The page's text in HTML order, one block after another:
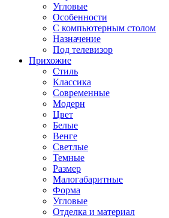
Угловые
Особенности
С компьютерным столом
Назначение
Под телевизор
Прихожие
Стиль
Классика
Современные
Модерн
Цвет
Белые
Венге
Светлые
Темные
Размер
Малогабаритные
Форма
Угловые
Отделка и материал